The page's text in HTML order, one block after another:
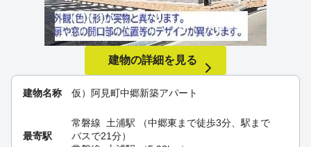
建物名称 仮）阿見町中郷新築アパート
最寄駅
常磐線 土浦駅 （中郷東まで徒歩3分、駅まで
バスで21分）
建物の詳細を見る